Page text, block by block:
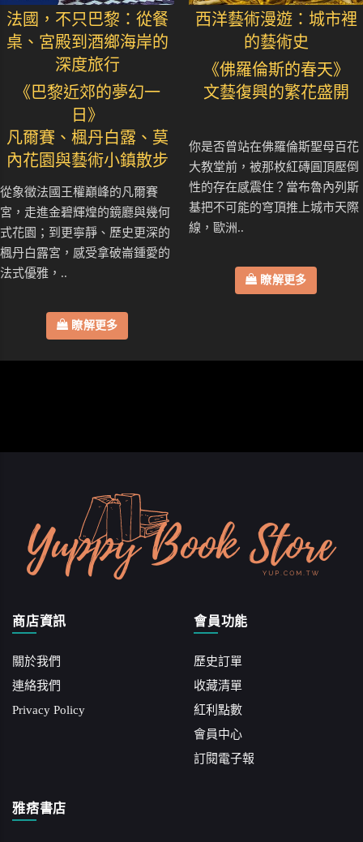
法國，不只巴黎：從餐
桌、宮殿到酒鄉海岸的
深度旅行
《巴黎近郊的夢幻一
日》
凡爾賽、楓丹白露、莫
內花園與藝術小鎮散步
從象徵法國王權巔峰的凡爾賽
宮，走進金碧輝煌的鏡廳與幾何
式花園；到更寧靜、歷史更深的
楓丹白露宮，感受拿破崙鍾愛的
法式優雅，..
瞭解更多
西洋藝術漫遊：城市裡
的藝術史
《佛羅倫斯的春天》
文藝復興的繁花盛開
你是否曾站在佛羅倫斯聖母百花
大教堂前，被那枚紅磚圓頂壓倒
性的存在感震住？當布魯內列斯
基把不可能的穹頂推上城市天際
線，歐洲..
瞭解更多
商店資訊
關於我們
連絡我們
Privacy Policy
會員功能
歷史訂單
收藏清單
紅利點數
會員中心
訂閱電子報
雅痞書店